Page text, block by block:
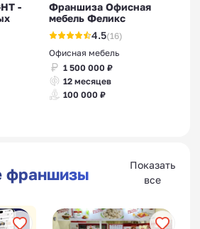
-
Франшиза Офисная
мебель Феликс
4.5(16)
Офисная мебель
1 500 000 ₽
12 месяцев
100 000 ₽
франшизы
Показать
все